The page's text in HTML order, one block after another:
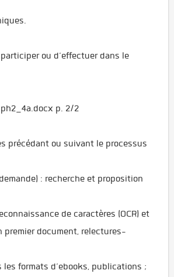
ou d’effectuer dans le
p. 2/2
précédant ou suivant le processus
: recherche et proposition
de caractères (OCR) et
premier document, relectures-
les formats d’ebooks, publications ;